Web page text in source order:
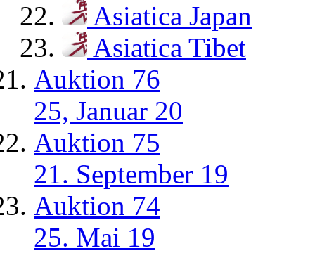
Asiatica Japan
Asiatica Tibet
Auktion 76
25, Januar 20
Auktion 75
21. September 19
Auktion 74
25. Mai 19